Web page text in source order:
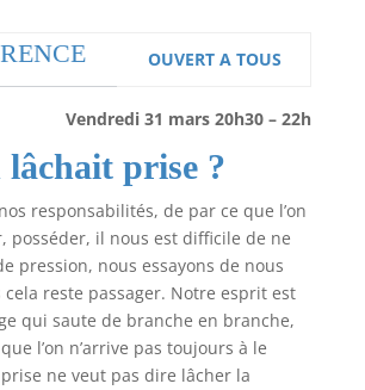
OUVERT A TOUS
Vendredi 31 mars 20h30 – 22h
lâchait prise ?
responsabilités, de par ce que l’on
posséder, il nous est difficile de ne
pression, nous essayons de nous
reste passager. Notre esprit est
qui saute de branche en branche,
l’on n’arrive pas toujours à le
ne veut pas dire lâcher la